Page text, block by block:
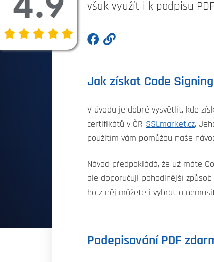
však využít i k podpisu
Jak získat Code
V úvodu je dobré vysvětlit, kde
certifikátů v ČR SSLmarket.cz.
použitím vám pomůžou naše
Návod předpokládá, že už máte
ale doporučuji pohodlnější
ho z něj můžete i vybrat a
Podepisování PDF